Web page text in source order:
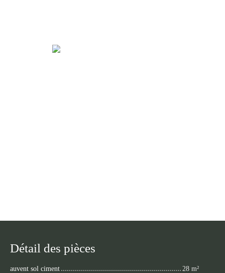
Détail des pièces
auvent sol ciment
28 m²